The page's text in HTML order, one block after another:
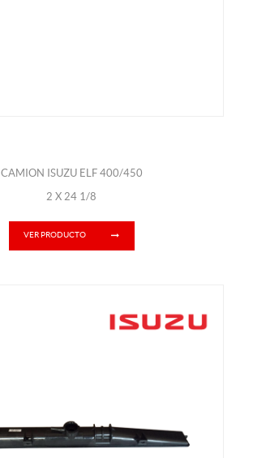
CAMION ISUZU ELF 400/450
2 X 24 1/8
VER PRODUCTO